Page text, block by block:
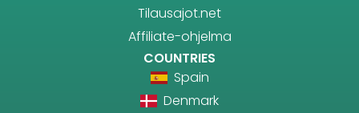
Tilausajot.net
Affiliate-ohjelma
COUNTRIES
Spain
Denmark